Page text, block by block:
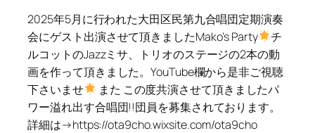
2025年5月に行われた大田区民第九合唱団定期演奏
会にゲスト出演させて頂きましたMako’s Party
チ
ルコットのJazzミサ、トリオのステージの2本の動
画を作って頂きました。YouTube欄から是非ご視聴
下さいませ
また この度共演させて頂きましたパ
ワー溢れ出す合唱団!!団員を募集されております。
詳細は→https://ota9cho.wixsite.com/ota9cho